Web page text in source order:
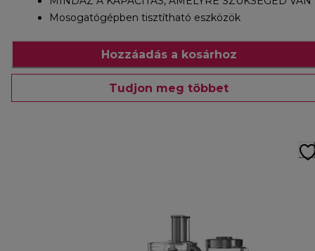
Mosogatógépben tisztítható eszközök
Hozzáadás a kosárhoz
Tudjon meg többet